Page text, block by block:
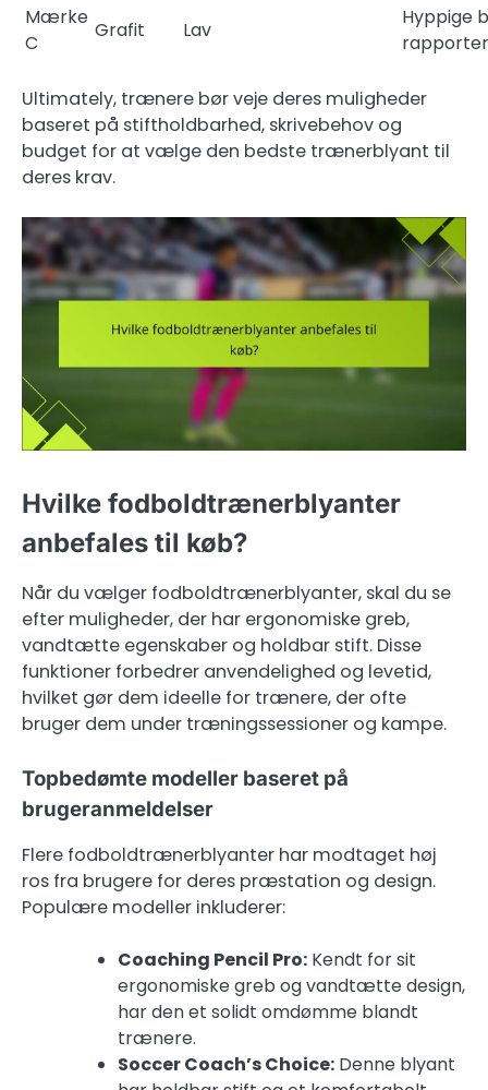
Mærke
C
Grafit Lav
Hyppige
Ultimately, trænere bør veje deres muligheder
baseret på stiftholdbarhed, skrivebehov og
budget for at vælge den bedste trænerblyant til
deres krav.
Hvilke fodboldtrænerblyanter
anbefales til køb?
Når du vælger fodboldtrænerblyanter, skal du se
efter muligheder, der har ergonomiske greb,
vandtætte egenskaber og holdbar stift. Disse
funktioner forbedrer anvendelighed og levetid,
hvilket gør dem ideelle for trænere, der ofte
bruger dem under træningssessioner og kampe.
Topbedømte modeller baseret på
brugeranmeldelser
Flere fodboldtrænerblyanter har modtaget høj
ros fra brugere for deres præstation og design.
Populære modeller inkluderer:
Coaching Pencil Pro: Kendt for sit
ergonomiske greb og vandtætte design,
har den et solidt omdømme blandt
trænere.
Soccer Coach’s Choice: Denne blyant